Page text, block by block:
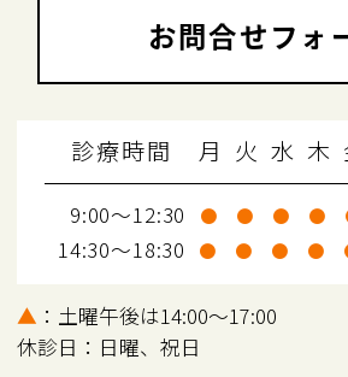
お問合せフォ
診療時間 月 火 水 木
9:00～12:30 ● ● ● ●
14:30～18:30 ● ● ● ●
▲ ：土曜午後は14:00～17:00
休診日：日曜、祝日